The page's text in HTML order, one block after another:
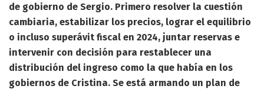
de gobierno de Sergio. Primero resolver la cuestión
cambiaria, estabilizar los precios, lograr el equilibrio
o incluso superávit fiscal en 2024, juntar reservas e
intervenir con decisión para restablecer una
distribución del ingreso como la que había en los
gobiernos de Cristina. Se está armando un plan de